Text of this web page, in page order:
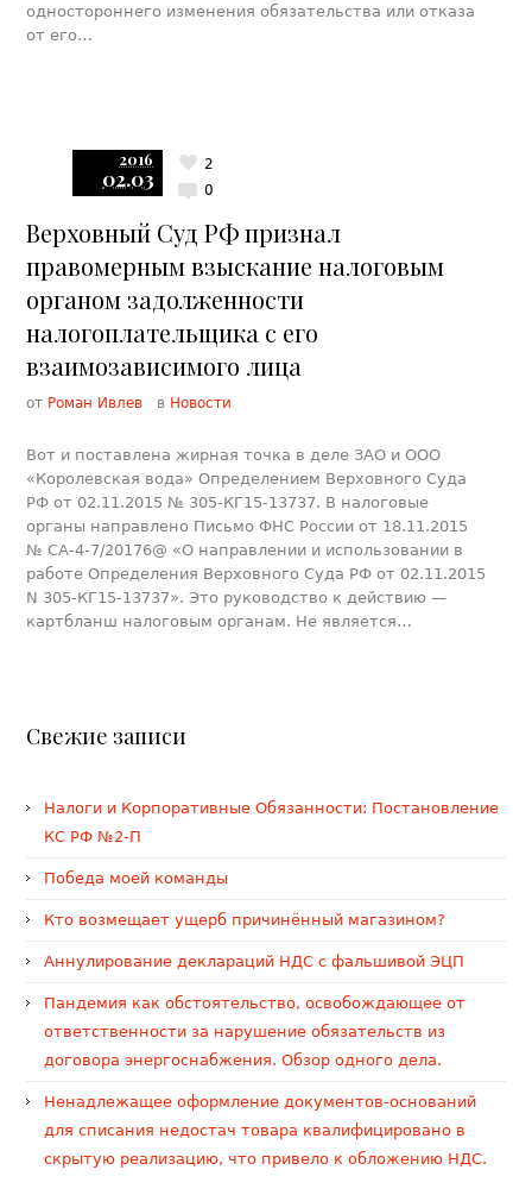
одностороннего изменения обязательства или отказа
от его…
2016
02.03 0
2
Верховный Суд РФ признал
правомерным взыскание налоговым
органом задолженности
налогоплательщика с его
взаимозависимого лица
от Роман Ивлев в Новости
Вот и поставлена жирная точка в деле ЗАО и ООО
«Королевская вода» Определением Верховного Суда
РФ от 02.11.2015 № 305-КГ15-13737. В налоговые
органы направлено Письмо ФНС России от 18.11.2015
№ СА-4-7/20176@ «О направлении и использовании в
работе Определения Верховного Суда РФ от 02.11.2015
N 305-КГ15-13737». Это руководство к действию —
картбланш налоговым органам. Не является…
Свежие записи
Налоги и Корпоративные Обязанности: Постановление
КС РФ №2-П
Победа моей команды
Кто возмещает ущерб причинённый магазином?
Аннулирование деклараций НДС с фальшивой ЭЦП
Пандемия как обстоятельство, освобождающее от
ответственности за нарушение обязательств из
договора энергоснабжения. Обзор одного дела.
Ненадлежащее оформление документов-оснований
для списания недостач товара квалифицировано в
скрытую реализацию, что привело к обложению НДС.